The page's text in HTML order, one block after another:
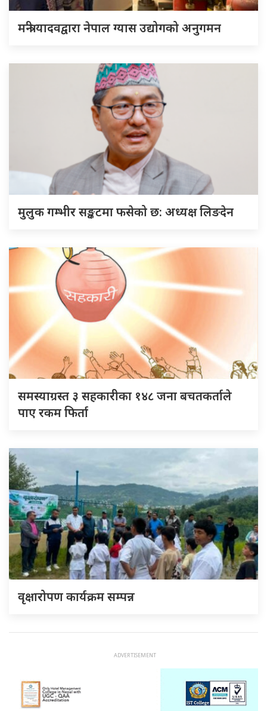
मन्त्री यादवद्वारा नेपाल ग्यास उद्योगको अनुगमन
मुलुक गम्भीर सङ्कटमा फसेको छ: अध्यक्ष लिङदेन
समस्याग्रस्त ३ सहकारीका १४८ जना बचतकर्ताले
पाए रकम फिर्ता
वृक्षारोपण कार्यक्रम सम्पन्न